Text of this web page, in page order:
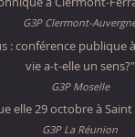
G3P Clermont-
: conférence publique
vie a-t-elle un sens?"
G3P Moselle
elle 29 octobre à
G3P La Réunion